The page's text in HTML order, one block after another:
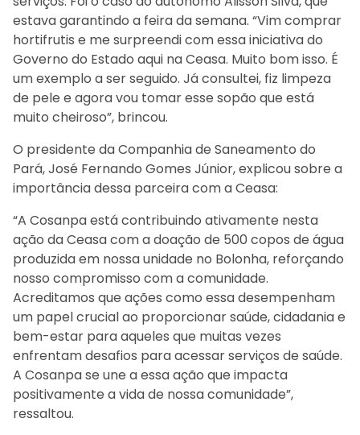
estava garantindo a feira da semana. “Vim comprar
hortifrutis e me surpreendi com essa iniciativa do
Governo do Estado aqui na Ceasa. Muito bom isso. É
um exemplo a ser seguido. Já consultei, fiz limpeza
de pele e agora vou tomar esse sopão que está
muito cheiroso”, brincou.
O presidente da Companhia de Saneamento do
Pará, José Fernando Gomes Júnior, explicou sobre a
importância dessa parceira com a Ceasa:
“A Cosanpa está contribuindo ativamente nesta
ação da Ceasa com a doação de 500 copos de água
produzida em nossa unidade no Bolonha, reforçando
nosso compromisso com a comunidade.
Acreditamos que ações como essa desempenham
um papel crucial ao proporcionar saúde, cidadania e
bem-estar para aqueles que muitas vezes
enfrentam desafios para acessar serviços de saúde.
A Cosanpa se une a essa ação que impacta
positivamente a vida de nossa comunidade”,
ressaltou.